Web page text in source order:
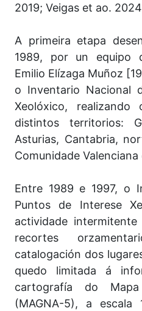
2019; Veigas et ao.
A primeira etapa
1989, por un equipo
Emilio Elízaga Muñoz
o Inventario Nacional
Xeolóxico,
distintos territorios:
Asturias, Cantabria,
Comunidade
Entre 1989 e 1997, o
Puntos de Interese
actividade
recortes
catalogación dos
quedo limitada á
cartografía do
(MAGNA-5), a